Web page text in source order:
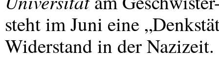
steht im Juni eine
Widerstand in der Nazizeit.